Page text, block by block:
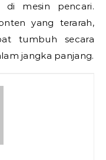
di mesin pencari.
yang terarah,
tumbuh secara
jangka panjang.